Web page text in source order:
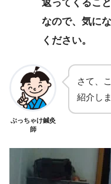
返ってくるこ
なので、気に
ください。
ぶっちゃけ鍼灸
師
さて、
紹介し